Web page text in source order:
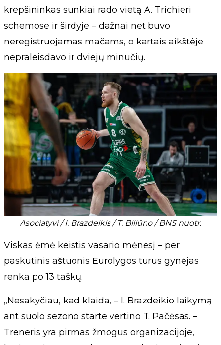
krepšininkas sunkiai rado vietą A. Trichieri
schemose ir širdyje – dažnai net buvo
neregistruojamas mačams, o kartais aikštėje
nepraleisdavo ir dviejų minučių.
Asociatyvi / I. Brazdeikis / T. Biliūno / BNS nuotr.
Viskas ėmė keistis vasario mėnesį – per
paskutinis aštuonis Eurolygos turus gynėjas
renka po 13 taškų.
„Nesakyčiau, kad klaida, – I. Brazdeikio laikymą
ant suolo sezono starte vertino T. Pačėsas. –
Treneris yra pirmas žmogus organizacijoje,